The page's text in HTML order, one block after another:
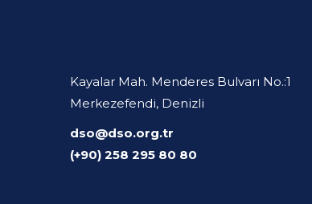
Kayalar Mah. Menderes Bulvarı No.:1
Merkezefendi, Denizli
dso@dso.org.tr
(+90) 258 295 80 80